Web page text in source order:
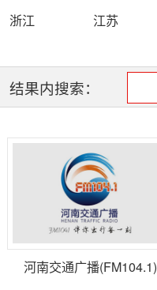
浙江
江苏
黑龙江
江西
辽宁
陕西
云南
内蒙古
结果内搜索：
河南交通广播(FM104.1)